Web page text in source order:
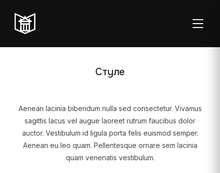
Стyле
Aenean lacinia bibendum nulla sed consectetur. Vivamus
sagittis lacus vel augue laoreet rutrum faucibus dolor
auctor. Vestibulum id ligula porta felis euismod semper.
Aenean eu leo quam. Pellentesque ornare sem lacinia
quam venenatis vestibulum.
Пон–пет:
08:00–20:00
Студентска
читаоница: 08:00–
23:00
08:00–
Нед:
Затворено
Радно време од 06. јула до 29. августа